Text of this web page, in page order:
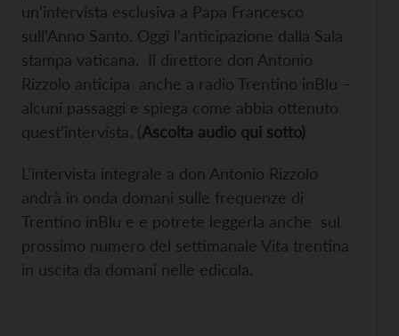
un’intervista esclusiva a Papa Francesco
sull’Anno Santo. Oggi l’anticipazione dalla Sala
stampa vaticana. Il direttore don Antonio
Rizzolo anticipa anche a radio Trentino inBlu –
alcuni passaggi e spiega come abbia ottenuto
quest’intervista. (Ascolta audio qui sotto)
L’intervista integrale a don Antonio Rizzolo
andrà in onda domani sulle frequenze di
Trentino inBlu e e potrete leggerla anche sul
prossimo numero del settimanale Vita trentina
in uscita da domani nelle edicola.